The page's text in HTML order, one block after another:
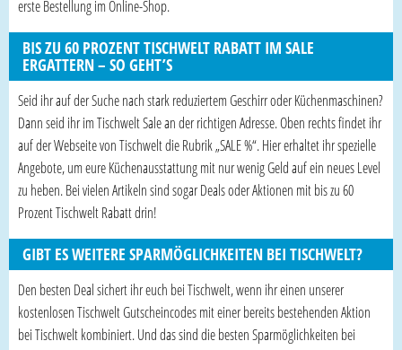
erste Bestellung im Online-Shop.
BIS ZU 60 PROZENT TISCHWELT RABATT IM SALE
ERGATTERN – SO GEHT’S
Seid ihr auf der Suche nach stark reduziertem Geschirr oder Küchenmaschinen?
Dann seid ihr im Tischwelt Sale an der richtigen Adresse. Oben rechts findet ihr
auf der Webseite von Tischwelt die Rubrik „SALE %“. Hier erhaltet ihr spezielle
Angebote, um eure Küchenausstattung mit nur wenig Geld auf ein neues Level
zu heben. Bei vielen Artikeln sind sogar Deals oder Aktionen mit bis zu 60
Prozent Tischwelt Rabatt drin!
GIBT ES WEITERE SPARMÖGLICHKEITEN BEI TISCHWELT?
Den besten Deal sichert ihr euch bei Tischwelt, wenn ihr einen unserer
kostenlosen Tischwelt Gutscheincodes mit einer bereits bestehenden Aktion
bei Tischwelt kombiniert. Und das sind die besten Sparmöglichkeiten bei